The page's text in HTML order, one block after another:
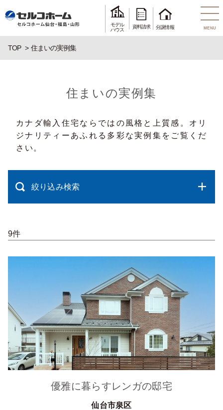
モデル
ハウス
資料請求 分譲情報 MENU
TOP 住まいの実例集
住まいの実例集
カナダ輸入住宅ならではの風格と上質感。オリ
ジナリティーあふれる多彩な実例集をご覧くだ
さい。
絞り込み検索
9件
優雅に暮らすレンガの邸宅
仙台市泉区